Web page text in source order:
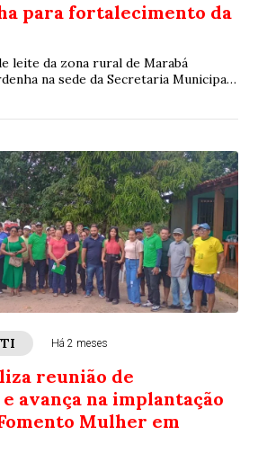
para fortalecimento da
leite da zona rural de Marabá
na sede da Secretaria Municipal
Há 2 meses
reunião de
avança na implantação
Mulher em